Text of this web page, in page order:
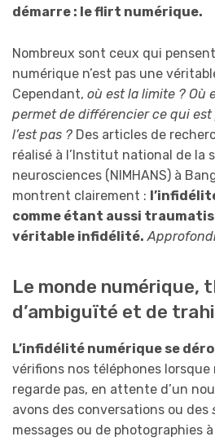
démarre : le flirt numérique.
Nombreux sont ceux qui
numérique n’est pas une
Cependant, où est la limite ? Où
permet de différencier ce qui
l’est pas ? Des articles de
réalisé à l’Institut national de la
neurosciences (NIMHANS) à
montrent clairement :
comme étant aussi
véritable infidélité.
Le monde numérique,
d’ambiguïté et de
L’infidélité numérique se
vérifions nos téléphones
regarde pas, en attente d’un
avons des conversations ou des
messages ou de photographies